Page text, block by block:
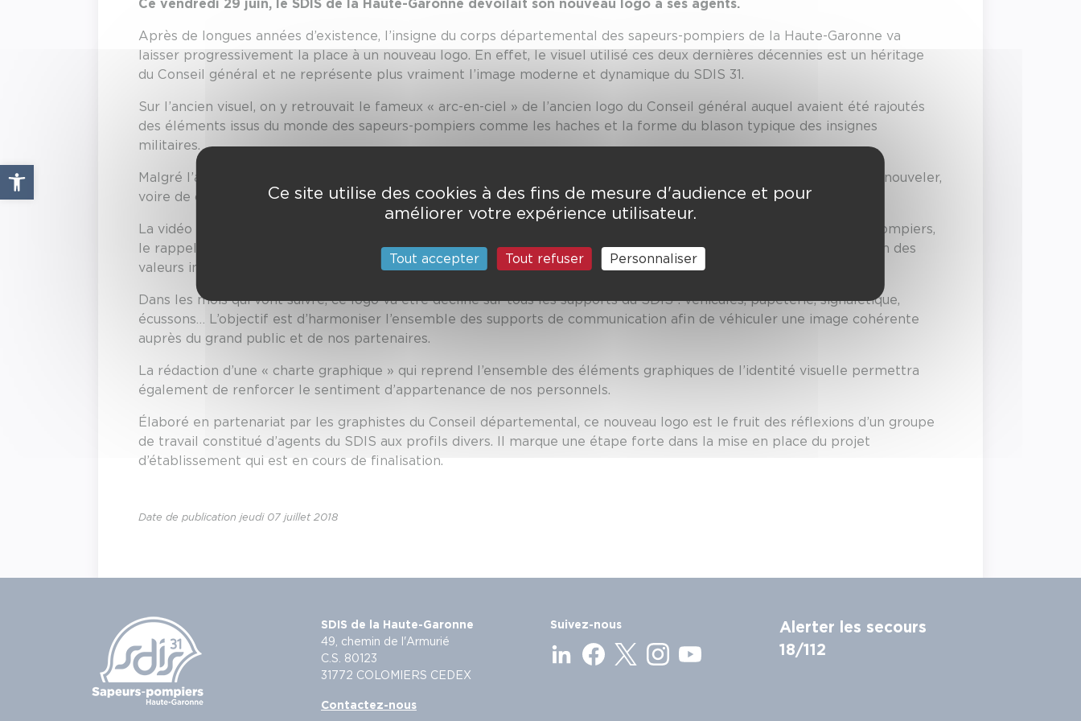
Ouvrir la barre d’outils
Ce vendredi 29 juin, le SDIS de la Haute-Garonne dévoilait son nouveau logo à ses agents.
Après de longues années d’existence, l’insigne du corps départemental des sapeurs-pompiers de la Haute-Garonne va
laisser progressivement la place à un nouveau logo. En effet, le visuel utilisé ces deux dernières décennies est un héritage
du Conseil général et ne représente plus vraiment l’image moderne et dynamique du SDIS 31.
Sur l’ancien visuel, on y retrouvait le fameux « arc-en-ciel » de l’ancien logo du Conseil général auquel avaient été rajoutés
des éléments issus du monde des sapeurs-pompiers comme les haches et la forme du blason typique des insignes
militaires.
Malgré l’attachement des sapeurs-pompiers à leur blason, signe de reconnaissance entre eux, il devenait utile de renouveler,
voire de créer l’identité visuelle du SDIS de la Haute-Garonne.
La vidéo ci-dessus présente les caractéristiques de ce nouveau logo, à savoir les valeurs et symboles des sapeurs-pompiers,
le rappel du lien qui nous unit au Conseil départemental, la volonté de modernité, de dynamisme et de réaffirmation des
valeurs impulsée par le SDIS ces deux dernières années.
Dans les mois qui vont suivre, ce logo va être décliné sur tous les supports du SDIS : véhicules, papeterie, signalétique,
écussons… L’objectif est d’harmoniser l’ensemble des supports de communication afin de véhiculer une image cohérente
auprès du grand public et de nos partenaires.
La rédaction d’une « charte graphique » qui reprend l’ensemble des éléments graphiques de l’identité visuelle permettra
également de renforcer le sentiment d’appartenance de nos personnels.
Élaboré en partenariat par les graphistes du Conseil départemental, ce nouveau logo est le fruit des réflexions d’un groupe
de travail constitué d’agents du SDIS aux profils divers. Il marque une étape forte dans la mise en place du projet
d’établissement qui est en cours de finalisation.
Date de publication jeudi 07 juillet 2018
SDIS de la Haute-Garonne
49, chemin de l'Armurié
C.S. 80123
31772 COLOMIERS CEDEX
Contactez-nous
Suivez-nous
Alerter les secours
18/112
Ce site utilise des cookies à des fins de mesure d'audience et pour
améliorer votre expérience utilisateur.
Tout accepter Tout refuser Personnaliser